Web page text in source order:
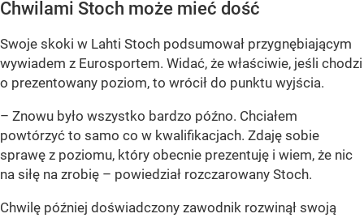
Chwilami Stoch może mieć dość
Swoje skoki w Lahti Stoch podsumował przygnębiającym
wywiadem z Eurosportem. Widać, że właściwie, jeśli chodzi
o prezentowany poziom, to wrócił do punktu wyjścia.
– Znowu było wszystko bardzo późno. Chciałem
powtórzyć to samo co w kwalifikacjach. Zdaję sobie
sprawę z poziomu, który obecnie prezentuję i wiem, że nic
na siłę na zrobię – powiedział rozczarowany Stoch.
Chwilę później doświadczony zawodnik rozwinął swoją